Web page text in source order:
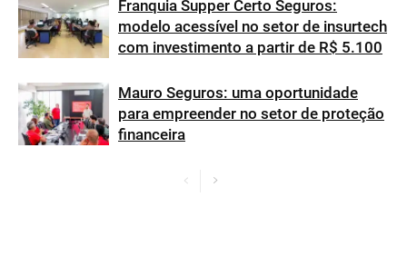
Franquia Supper Certo Seguros:
modelo acessível no setor de insurtech
com investimento a partir de R$ 5.100
Mauro Seguros: uma oportunidade
para empreender no setor de proteção
financeira